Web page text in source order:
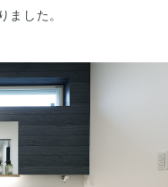
ました。